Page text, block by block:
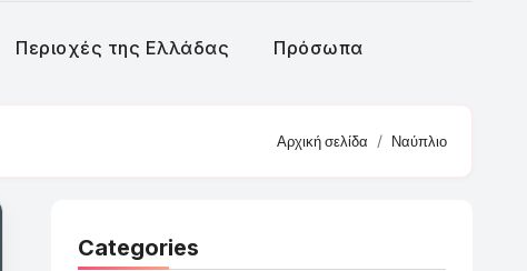
Περιοχές της Ελλάδας Πρόσωπα
Αρχική σελίδα Ναύπλιο
Categories